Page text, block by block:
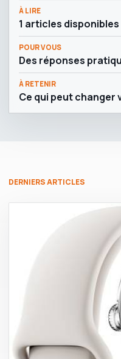
À LIRE
1 articles disponibles
POUR VOUS
Des réponses
À RETENIR
Ce qui peut
DERNIERS ARTICLES